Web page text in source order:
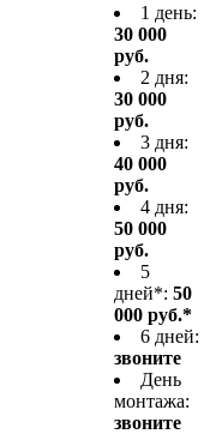
1 день:
30 000
руб.
2 дня:
30 000
руб.
3 дня:
40 000
руб.
4 дня:
50 000
руб.
5
дней*: 50
000 руб.*
6 дней:
звоните
День
монтажа:
звоните